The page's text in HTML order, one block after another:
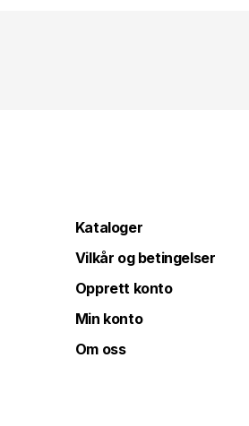
Kataloger
Vilkår og betingelser
Opprett konto
Min konto
Om oss